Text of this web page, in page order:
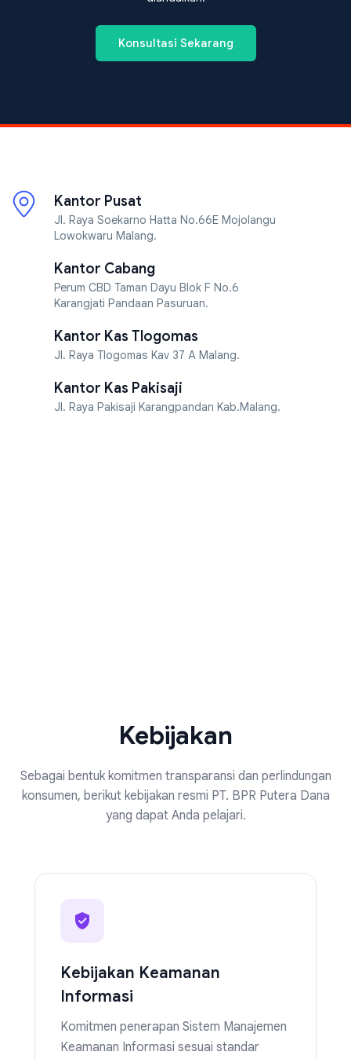
Konsultasi Sekarang
Kantor Pusat
Jl. Raya Soekarno Hatta No.66E Mojolangu
Lowokwaru Malang.
Kantor Cabang
Perum CBD Taman Dayu Blok F No.6
Karangjati Pandaan Pasuruan.
Kantor Kas Tlogomas
Jl. Raya Tlogomas Kav 37 A Malang.
Kantor Kas Pakisaji
Jl. Raya Pakisaji Karangpandan Kab.Malang.
Kebijakan
Sebagai bentuk komitmen transparansi dan perlindungan
konsumen, berikut kebijakan resmi PT. BPR Putera Dana
yang dapat Anda pelajari.
Kebijakan Keamanan
Informasi
Komitmen penerapan Sistem Manajemen
Keamanan Informasi sesuai standar